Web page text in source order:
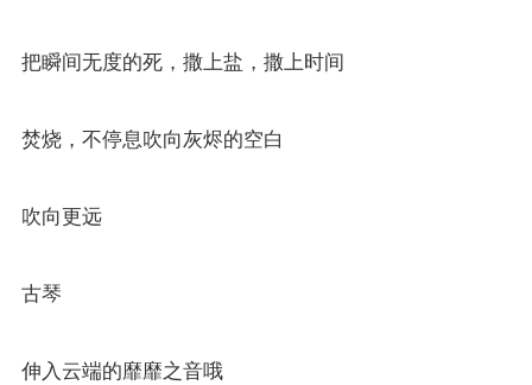
把瞬间无度的死，撒上盐，撒上时间
焚烧，不停息吹向灰烬的空白
吹向更远
古琴
伸入云端的靡靡之音哦